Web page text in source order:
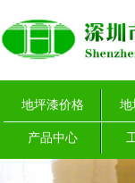
地坪漆价格 地
产品中心